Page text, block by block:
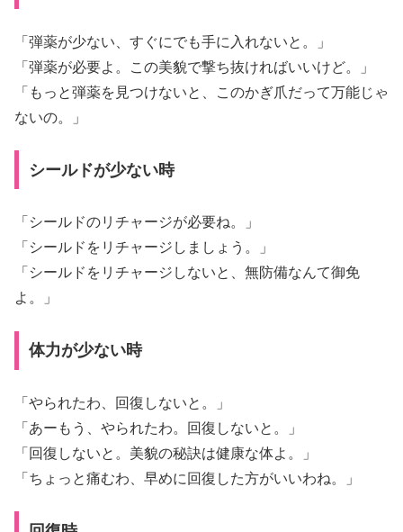
「弾薬が少ない、すぐにでも手に入れないと。」
「弾薬が必要よ。この美貌で撃ち抜ければいいけど。」
「もっと弾薬を見つけないと、このかぎ爪だって万能じゃ
ないの。」
シールドが少ない時
「シールドのリチャージが必要ね。」
「シールドをリチャージしましょう。」
「シールドをリチャージしないと、無防備なんて御免
よ。」
体力が少ない時
「やられたわ、回復しないと。」
「あーもう、やられたわ。回復しないと。」
「回復しないと。美貌の秘訣は健康な体よ。」
「ちょっと痛むわ、早めに回復した方がいいわね。」